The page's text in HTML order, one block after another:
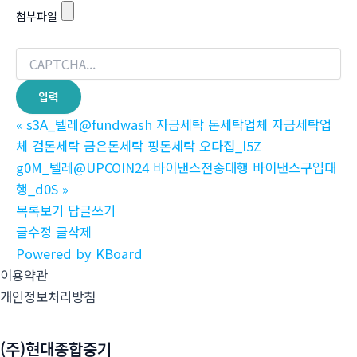
첨부파일
« s3A_텔레@fundwash 자금세탁 돈세탁업체 자금세탁업
체 검돈세탁 금은돈세탁 핑돈세탁 오다집_l5Z
g0M_텔레@UPCOIN24 바이낸스전송대행 바이낸스구입대
행_d0S »
목록보기 답글쓰기
글수정 글삭제
Powered by KBoard
이용약관
개인정보처리방침
(주)현대종합중기